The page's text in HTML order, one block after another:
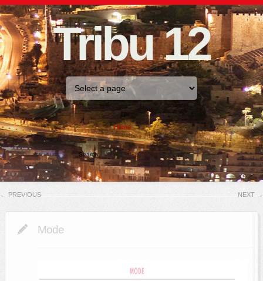
Tribu 12
Home
← PREVIOUS NEXT →
Mode